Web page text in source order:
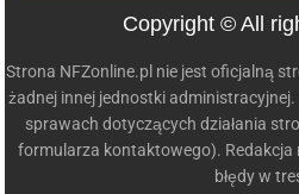
Copyright © All
Strona NFZonline.pl nie jest oficjalną
żadnej innej jednostki
sprawach dotyczących działania
formularza kontaktowego). Redakcja
błędy w